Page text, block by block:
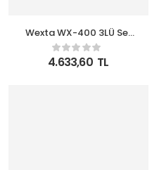
Wexta WX-400 3LÜ Set
Kırmızı Valiz
4.633,60 TL